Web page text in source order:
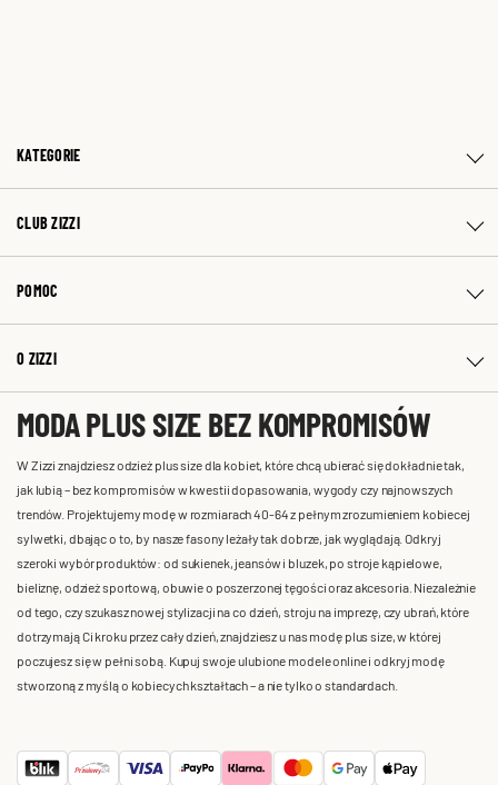
KATEGORIE
CLUB ZIZZI
POMOC
O ZIZZI
MODA PLUS SIZE BEZ KOMPROMISÓW
W Zizzi znajdziesz odzież plus size dla kobiet, które chcą ubierać się dokładnie tak,
jak lubią – bez kompromisów w kwestii dopasowania, wygody czy najnowszych
trendów. Projektujemy modę w rozmiarach 40-64 z pełnym zrozumieniem kobiecej
sylwetki, dbając o to, by nasze fasony leżały tak dobrze, jak wyglądają. Odkryj
szeroki wybór produktów: od sukienek, jeansów i bluzek, po stroje kąpielowe,
bieliznę, odzież sportową, obuwie o poszerzonej tęgości oraz akcesoria. Niezależnie
od tego, czy szukasz nowej stylizacji na co dzień, stroju na imprezę, czy ubrań, które
dotrzymają Ci kroku przez cały dzień, znajdziesz u nas modę plus size, w której
poczujesz się w pełni sobą. Kupuj swoje ulubione modele online i odkryj modę
stworzoną z myślą o kobiecych kształtach – a nie tylko o standardach.